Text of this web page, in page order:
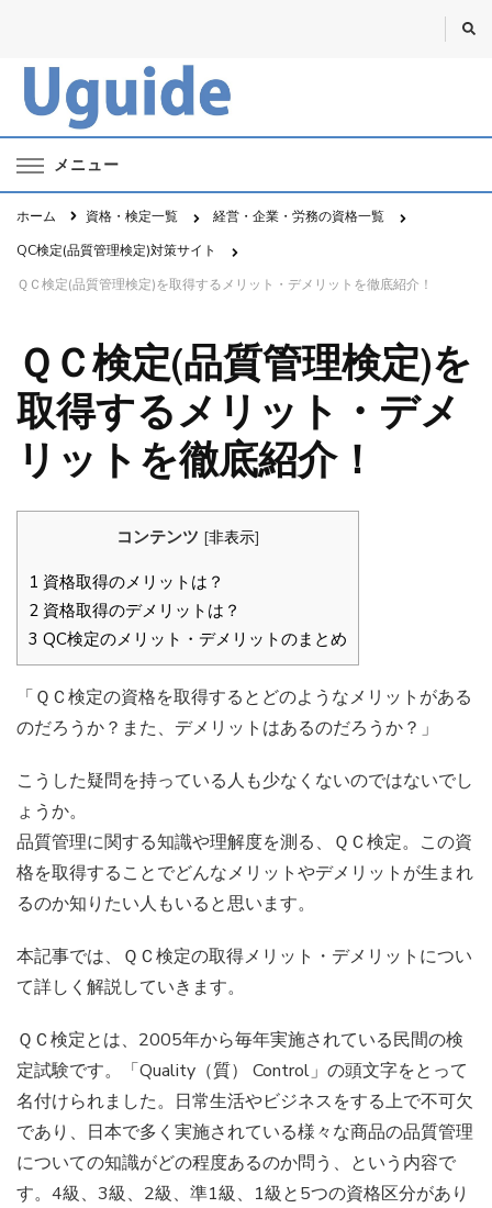
Uguide・ユーガイド
資格・勉強・仕事のポータルサイト
メニュー
ホーム 資格・検定一覧
経営・企業・労務の資格一覧
QC検定(品質管理検定)対策サイト
ＱＣ検定(品質管理検定)を取得するメリット・デメリットを徹底紹介！
ＱＣ検定(品質管理検定)を
取得するメリット・デメ
リットを徹底紹介！
コンテンツ [非表示]
1 資格取得のメリットは？
2 資格取得のデメリットは？
3 QC検定のメリット・デメリットのまとめ
「ＱＣ検定の資格を取得するとどのようなメリットがある
のだろうか？また、デメリットはあるのだろうか？」
こうした疑問を持っている人も少なくないのではないでし
ょうか。
品質管理に関する知識や理解度を測る、ＱＣ検定。この資
格を取得することでどんなメリットやデメリットが生まれ
るのか知りたい人もいると思います。
本記事では、ＱＣ検定の取得メリット・デメリットについ
て詳しく解説していきます。
ＱＣ検定とは、2005年から毎年実施されている民間の検
定試験です。「Quality（質） Control」の頭文字をとって
名付けられました。日常生活やビジネスをする上で不可欠
であり、日本で多く実施されている様々な商品の品質管理
についての知識がどの程度あるのか問う、という内容で
す。4級、3級、2級、準1級、1級と5つの資格区分があり